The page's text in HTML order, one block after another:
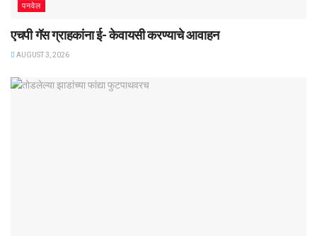
पनवेल
एचपी गॅस ग्राहकांना ई- केवायसी करण्याचे आवाहन
AUGUST 3, 2026